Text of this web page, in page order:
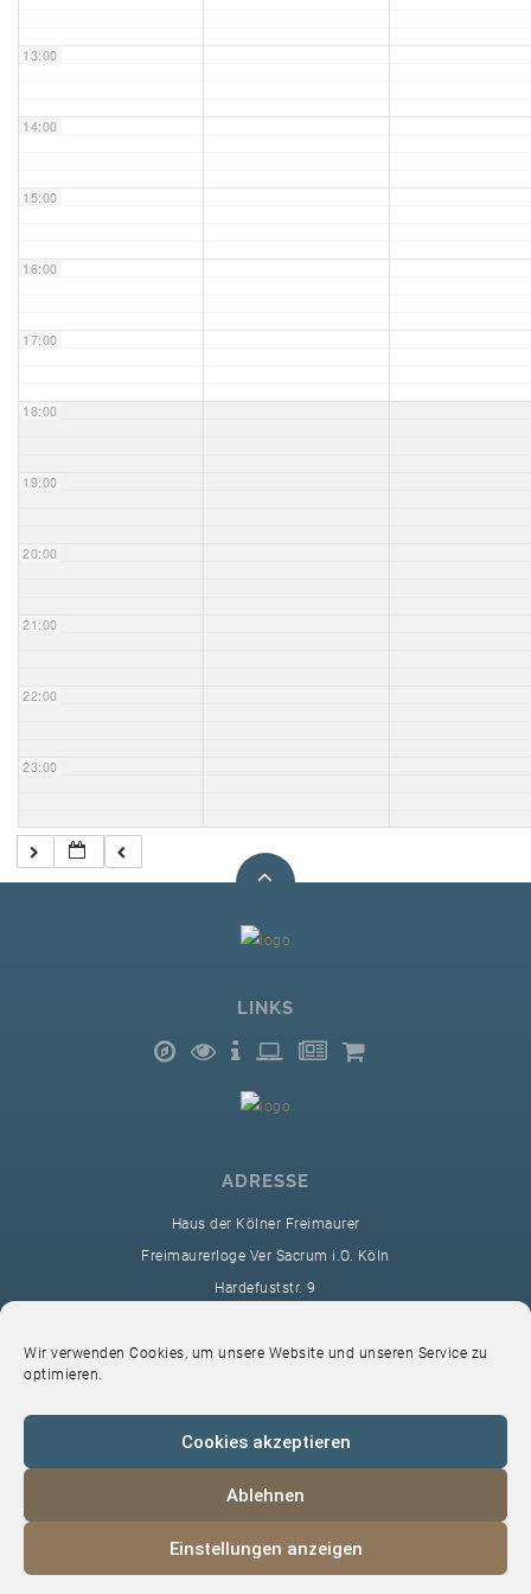
Wir verwenden Cookies, um unsere Website und unseren Service zu
optimieren.
Cookies akzeptieren
Ablehnen
Einstellungen anzeigen
Unser Bijou
VS-Intern
13:00
14:00
15:00
16:00
17:00
18:00
19:00
20:00
21:00
22:00
23:00
LINKS
ADRESSE
Haus der Kölner Freimaurer
Freimaurerloge Ver Sacrum i.O. Köln
Hardefuststr. 9
sekretariat@ver-sacrum.org
© 2024 Copyright Ver Sacrum
Datenschutz